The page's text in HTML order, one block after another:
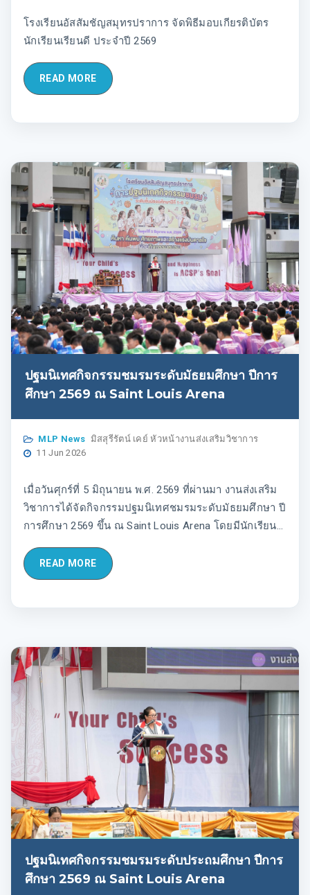
โรงเรียนอัสสัมชัญสมุทรปราการ จัดพิธีมอบเกียรติบัตร
นักเรียนเรียนดี ประจำปี 2569
READ MORE
ปฐมนิเทศกิจกรรมชมรมระดับมัธยมศึกษา ปีการ
ศึกษา 2569 ณ Saint Louis Arena
MLP News มิสสุรีรัตน์ เคย์ หัวหน้างานส่งเสริมวิชาการ
11 Jun 2026
เมื่อวันศุกร์ที่ 5 มิถุนายน พ.ศ. 2569 ที่ผ่านมา งานส่งเสริม
วิชาการได้จัดกิจกรรมปฐมนิเทศชมรมระดับมัธยมศึกษา ปี
การศึกษา 2569 ขึ้น ณ Saint Louis Arena โดยมีนักเรียน
READ MORE
ปฐมนิเทศกิจกรรมชมรมระดับประถมศึกษา ปีการ
ศึกษา 2569 ณ Saint Louis Arena